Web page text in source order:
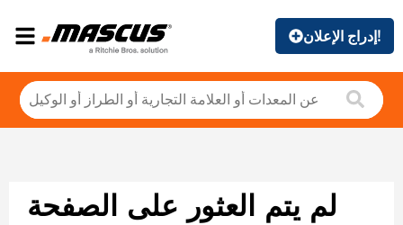
إدراج الإعلان!
لم يتم العثور على الصفحة